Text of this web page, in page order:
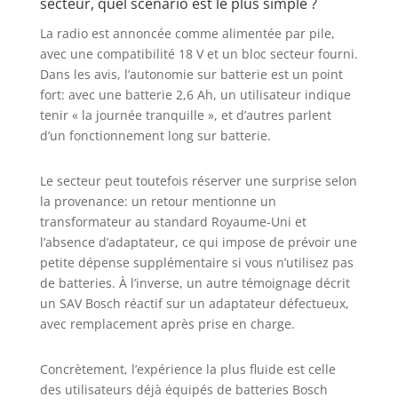
La radio est annoncée comme alimentée par pile,
avec une compatibilité 18 V et un bloc secteur fourni.
Dans les avis, l’autonomie sur batterie est un point
fort: avec une batterie 2,6 Ah, un utilisateur indique
tenir « la journée tranquille », et d’autres parlent
d’un fonctionnement long sur batterie.
Le secteur peut toutefois réserver une surprise selon
la provenance: un retour mentionne un
transformateur au standard Royaume-Uni et
l’absence d’adaptateur, ce qui impose de prévoir une
petite dépense supplémentaire si vous n’utilisez pas
de batteries. À l’inverse, un autre témoignage décrit
un SAV Bosch réactif sur un adaptateur défectueux,
avec remplacement après prise en charge.
Concrètement, l’expérience la plus fluide est celle
des utilisateurs déjà équipés de batteries Bosch